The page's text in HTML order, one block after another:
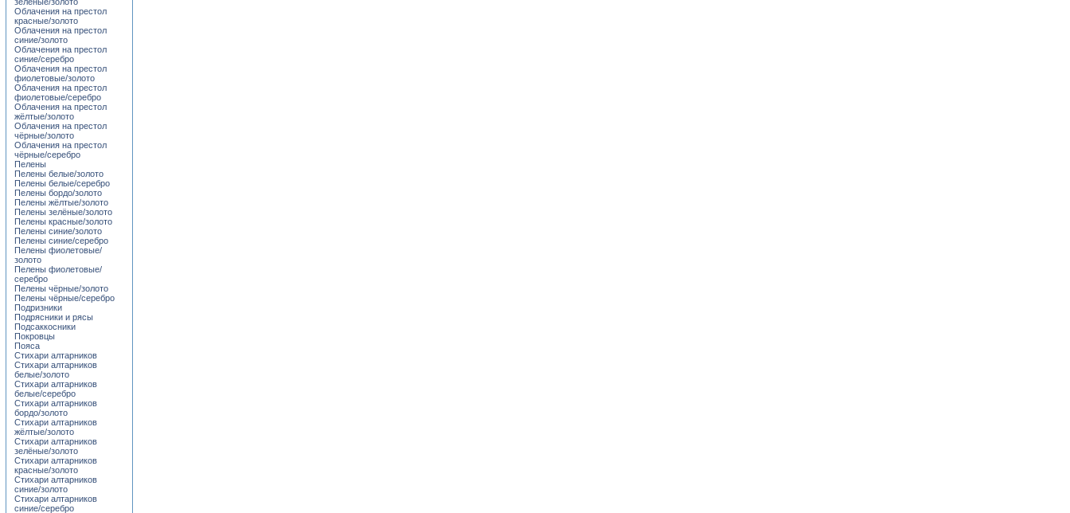
Облачения на престол
красные/золото
Облачения на престол
синие/золото
Облачения на престол
синие/серебро
Облачения на престол
фиолетовые/золото
Облачения на престол
фиолетовые/серебро
Облачения на престол
жёлтые/золото
Облачения на престол
чёрные/золото
Облачения на престол
чёрные/серебро
Пелены
Пелены белые/золото
Пелены белые/серебро
Пелены бордо/золото
Пелены жёлтые/золото
Пелены зелёные/золото
Пелены красные/золото
Пелены синие/золото
Пелены синие/серебро
Пелены фиолетовые/
золото
Пелены фиолетовые/
серебро
Пелены чёрные/золото
Пелены чёрные/серебро
Подризники
Подрясники и рясы
Подсаккосники
Покровцы
Пояса
Стихари алтарников
Стихари алтарников
белые/золото
Стихари алтарников
белые/серебро
Стихари алтарников
бордо/золото
Стихари алтарников
жёлтые/золото
Стихари алтарников
зелёные/золото
Стихари алтарников
красные/золото
Стихари алтарников
синие/золото
Стихари алтарников
синие/серебро